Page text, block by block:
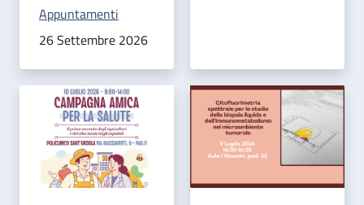
Categoria correlata:
Appuntamenti
26 Settembre 2026